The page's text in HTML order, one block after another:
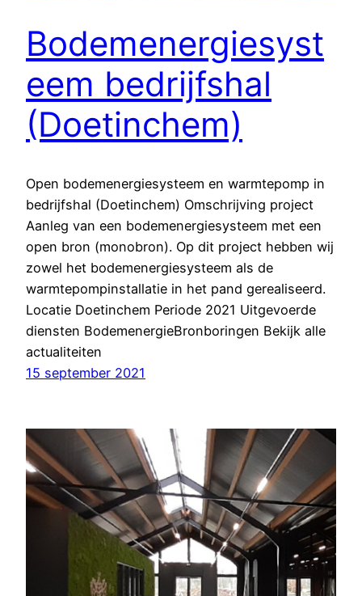
Bodemenergiesyst
eem bedrijfshal
(Doetinchem)
Open bodemenergiesysteem en warmtepomp in
bedrijfshal (Doetinchem) Omschrijving project
Aanleg van een bodemenergiesysteem met een
open bron (monobron). Op dit project hebben wij
zowel het bodemenergiesysteem als de
warmtepompinstallatie in het pand gerealiseerd.
Locatie Doetinchem Periode 2021 Uitgevoerde
diensten BodemenergieBronboringen Bekijk alle
actualiteiten
15 september 2021